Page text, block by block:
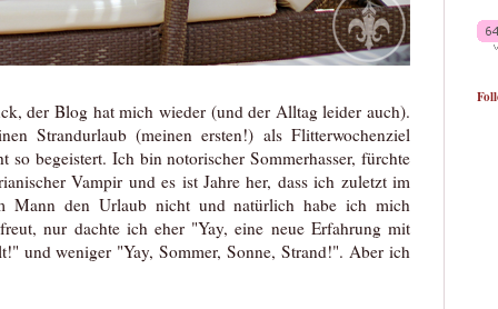
der Blog hat mich wieder (und der Alltag leider auch).
Strandurlaub (meinen ersten!) als Flitterwochenziel
so begeistert. Ich bin notorischer Sommerhasser, fürchte
Vampir und es ist Jahre her, dass ich zuletzt im
Mann den Urlaub nicht und natürlich habe ich mich
nur dachte ich eher "Yay, eine neue Erfahrung mit
und weniger "Yay, Sommer, Sonne, Strand!". Aber ich